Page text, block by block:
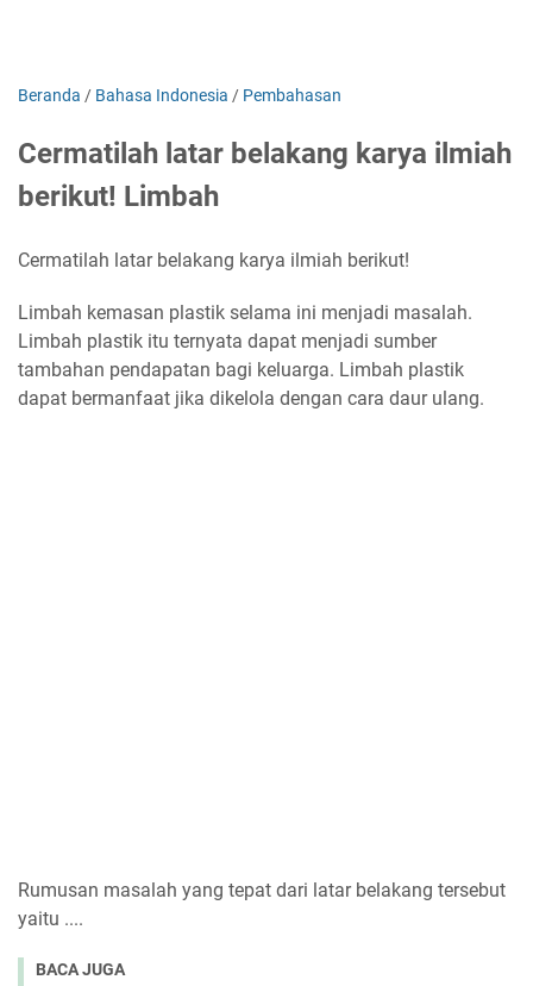
Beranda / Bahasa Indonesia / Pembahasan
Cermatilah latar belakang karya ilmiah
berikut! Limbah
Cermatilah latar belakang karya ilmiah berikut!
Limbah kemasan plastik selama ini menjadi masalah.
Limbah plastik itu ternyata dapat menjadi sumber
tambahan pendapatan bagi keluarga. Limbah plastik
dapat bermanfaat jika dikelola dengan cara daur ulang.
Rumusan masalah yang tepat dari latar belakang tersebut
yaitu ....
BACA JUGA